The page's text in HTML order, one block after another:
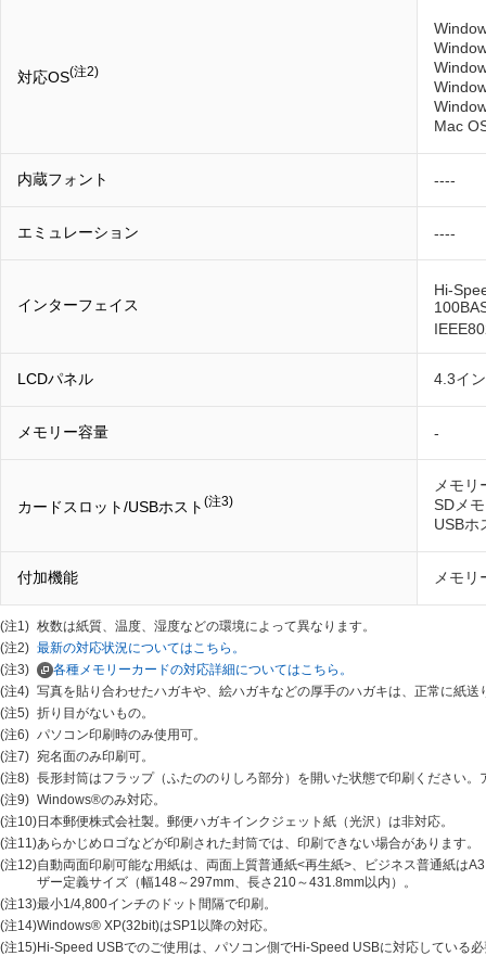
対応OS(注2)
Mac
内蔵フォント ----
エミュレーション ----
インターフェイス
Hi-
LCDパネル 4.3イ
メモリー容量 -
カードスロット/USBホスト (注3)
メモ
SDメ
USBホ
付加機能 メモ
(注1) 枚数は紙質、温度、湿度などの環境によって異なります。
(注2) 最新の対応状況についてはこちら。
(注3)
各種メモリーカードの対応詳細についてはこちら。
(注4) 写真を貼り合わせたハガキや、絵ハガキなどの厚手のハガキは、正常に紙送
(注5) 折り目がないもの。
(注6) パソコン印刷時のみ使用可。
(注7) 宛名面のみ印刷可。
(注8) 長形封筒はフラップ（ふたののりしろ部分）を開いた状態で印刷ください
(注9) Windows®のみ対応。
(注10)日本郵便株式会社製。郵便ハガキインクジェット紙（光沢）は非対応。
(注11)あらかじめロゴなどが印刷された封筒では、印刷できない場合があります。
(注12)自動両面印刷可能な用紙は、両面上質普通紙<再生紙>、ビジネス普通紙は
ザー定義サイズ（幅148～297mm、長さ210～431.8mm以内）。
(注13)最小1/4,800インチのドット間隔で印刷。
(注14)Windows® XP(32bit)はSP1以降の対応。
(注15)Hi-Speed USBでのご使用は、パソコン側でHi-Speed USBに対応している